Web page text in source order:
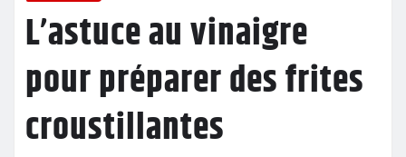
L’astuce au vinaigre
pour préparer des frites
croustillantes